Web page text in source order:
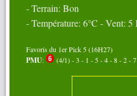
- Terrain: Bon
- Température: 6°C - Vent: 5
Favoris du 1er Pick 5 (16H27)
PMU: (4/1) - 3 - 1 - 5 - 4 - 8 - 2 -